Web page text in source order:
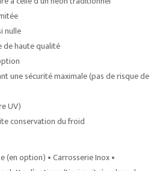
nulle
de haute qualité
une sécurité maximale (pas de risque de
UV)
conservation du froid
(en option) • Carrosserie Inox •